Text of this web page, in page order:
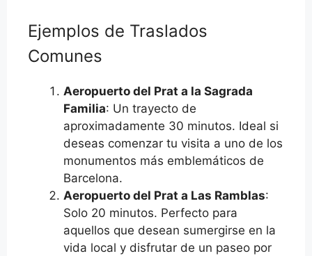
Ejemplos de Traslados
Comunes
Aeropuerto del Prat a la Sagrada
Familia: Un trayecto de
aproximadamente 30 minutos. Ideal si
deseas comenzar tu visita a uno de los
monumentos más emblemáticos de
Barcelona.
Aeropuerto del Prat a Las Ramblas:
Solo 20 minutos. Perfecto para
aquellos que desean sumergirse en la
vida local y disfrutar de un paseo por